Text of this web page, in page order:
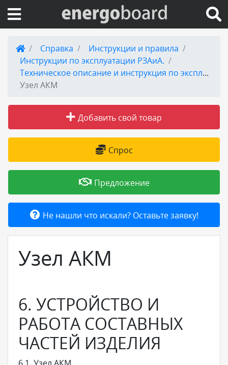
Вход на сайт
Поиск по сайту
Справка
Товары и услуги
Добавить товар или услугу
Справка
Инструкции и правила
Инструкции по эксплуатации РЗАиА.
Техническое описание и инструкция по эксплуатации ПВЗ-ТО
Узел АКМ
Добавить свой товар
Спрос
Предложение
Не нашли что искали? Оставьте заявку!
Узел АКМ
6. УСТРОЙСТВО И
РАБОТА СОСТАВНЫХ
ЧАСТЕЙ ИЗДЕЛИЯ